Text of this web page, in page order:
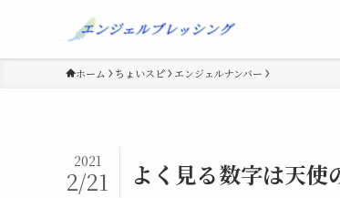
ホーム ちょいスピ エンジェルナンバー
よく見る数字は天使
2021
2/21